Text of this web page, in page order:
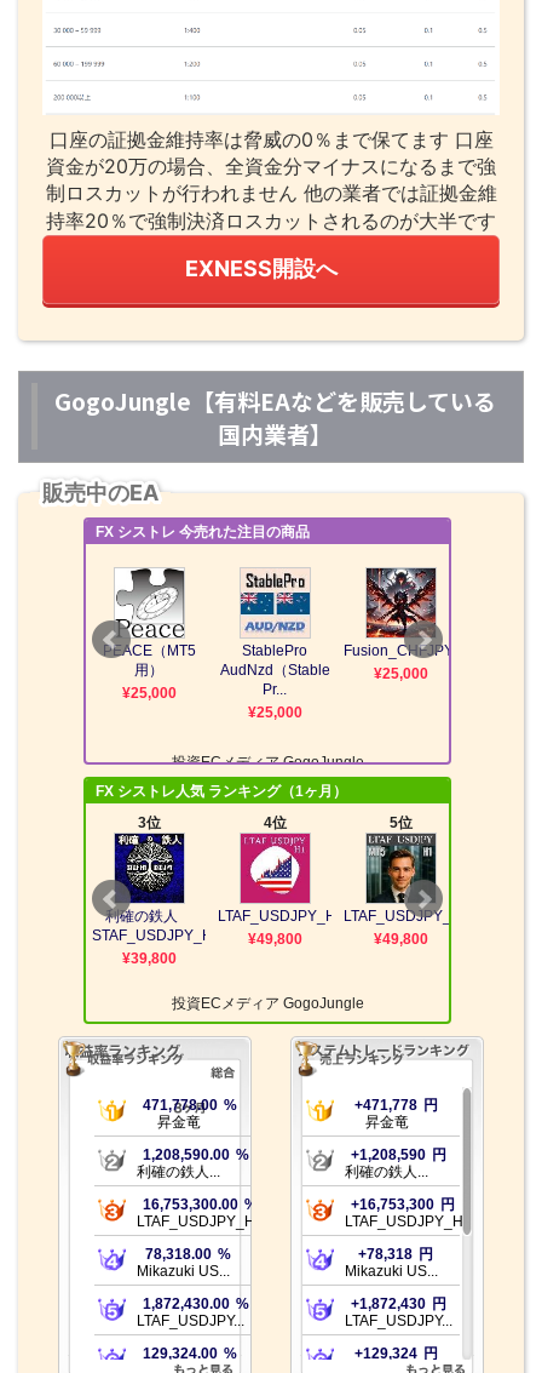
口座の証拠金維持率は脅威の0％まで保てます 口座
資金が20万の場合、全資金分マイナスになるまで強
制ロスカットが行われません 他の業者では証拠金維
持率20％で強制決済ロスカットされるのが大半です
EXNESS開設へ
GogoJungle【有料EAなどを販売している
国内業者】
販売中のEA